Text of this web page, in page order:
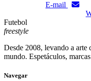
E-mail
Futebol
freestyle
Desde 2008, levando a
mundo. Espetáculos,
Navegar